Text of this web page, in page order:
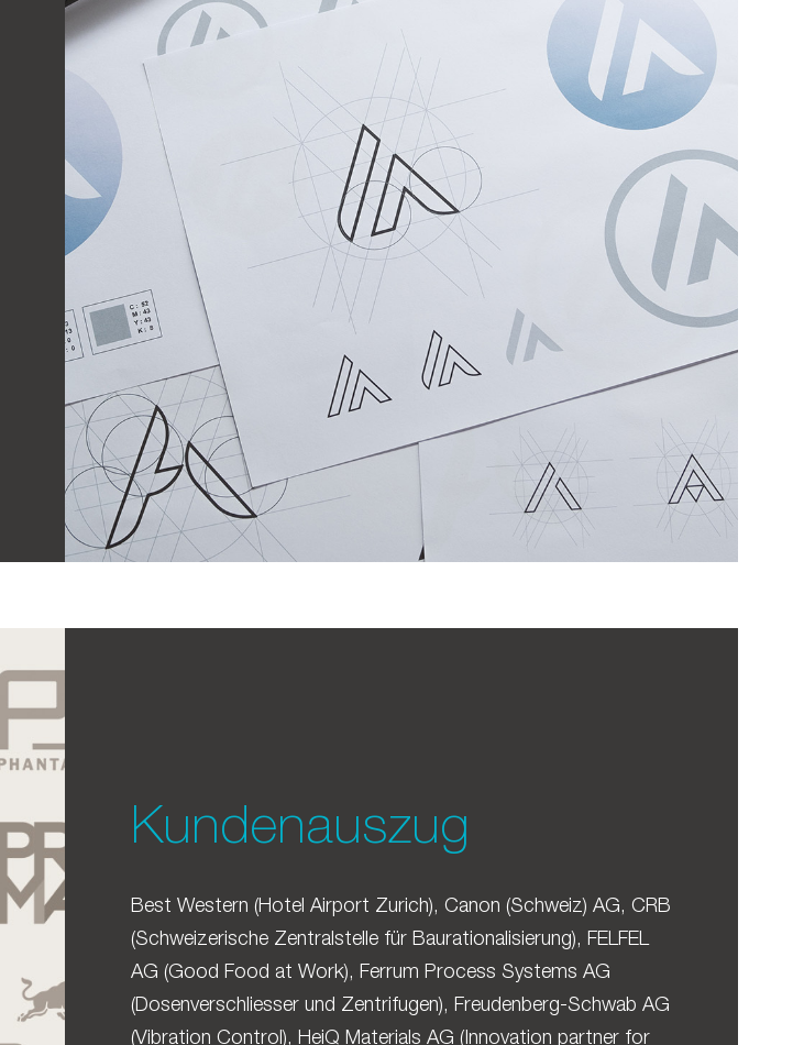
Kundenauszug
Best Western (Hotel Airport Zurich), Canon (Schweiz) AG, CRB
(Schweizerische Zentralstelle für Baurationalisierung), FELFEL
AG (Good Food at Work), Ferrum Process Systems AG
(Dosenverschliesser und Zentrifugen), Freudenberg-Schwab AG
(Vibration Control), HeiQ Materials AG (Innovation partner for